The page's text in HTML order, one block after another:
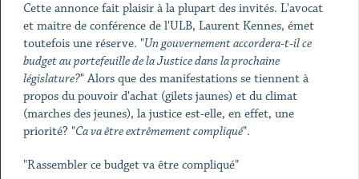
Cette annonce fait plaisir à la plupart des invités. L'avocat
et maitre de conférence de l'ULB, Laurent Kennes, émet
toutefois une réserve. "Un gouvernement accordera-t-il ce
budget au portefeuille de la Justice dans la prochaine
législature?" Alors que des manifestations se tiennent à
propos du pouvoir d'achat (gilets jaunes) et du climat
(marches des jeunes), la justice est-elle, en effet, une
priorité? "Ca va être extrêmement compliqué".
"Rassembler ce budget va être compliqué"